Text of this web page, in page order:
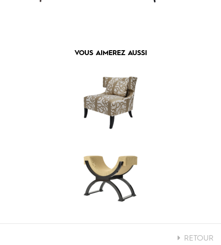
VOUS AIMEREZ AUSSI
RETOUR